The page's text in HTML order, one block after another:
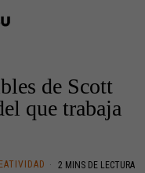
de Scott
que trabaja
2 MINS DE LECTURA